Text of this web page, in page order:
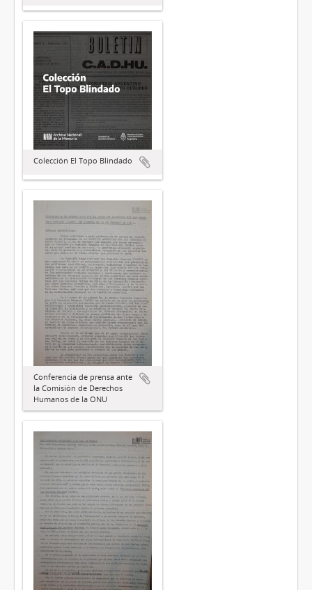
Colección El Topo Blindado
Conferencia de prensa ante
la Comisión de Derechos
Humanos de la ONU